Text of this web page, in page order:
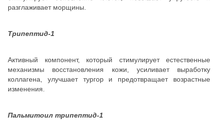
разглаживает морщины.
Трипептид-1
Активный компонент, который стимулирует естественные
механизмы восстановления кожи, усиливает выработку
коллагена, улучшает тургор и предотвращает возрастные
изменения.
Пальмитоил трипептид-1